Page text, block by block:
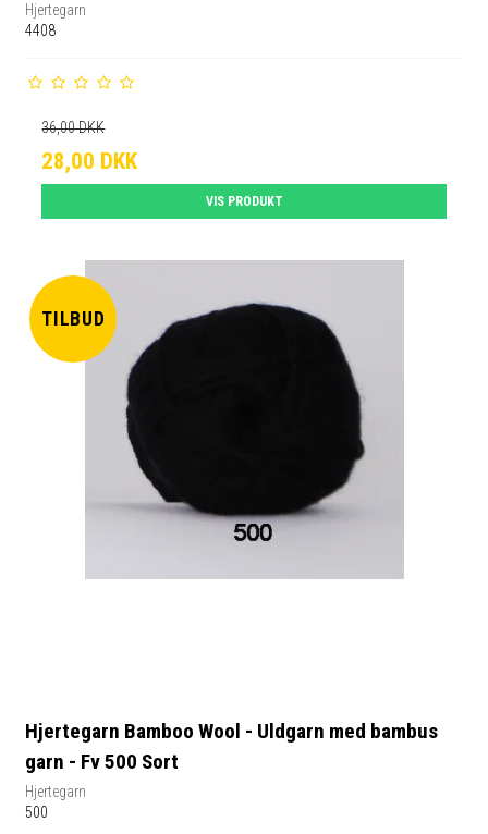
Hjertegarn
4408
36,00 DKK
28,00 DKK
VIS PRODUKT
TILBUD
Hjertegarn Bamboo Wool - Uldgarn med bambus
garn - Fv 500 Sort
Hjertegarn
500